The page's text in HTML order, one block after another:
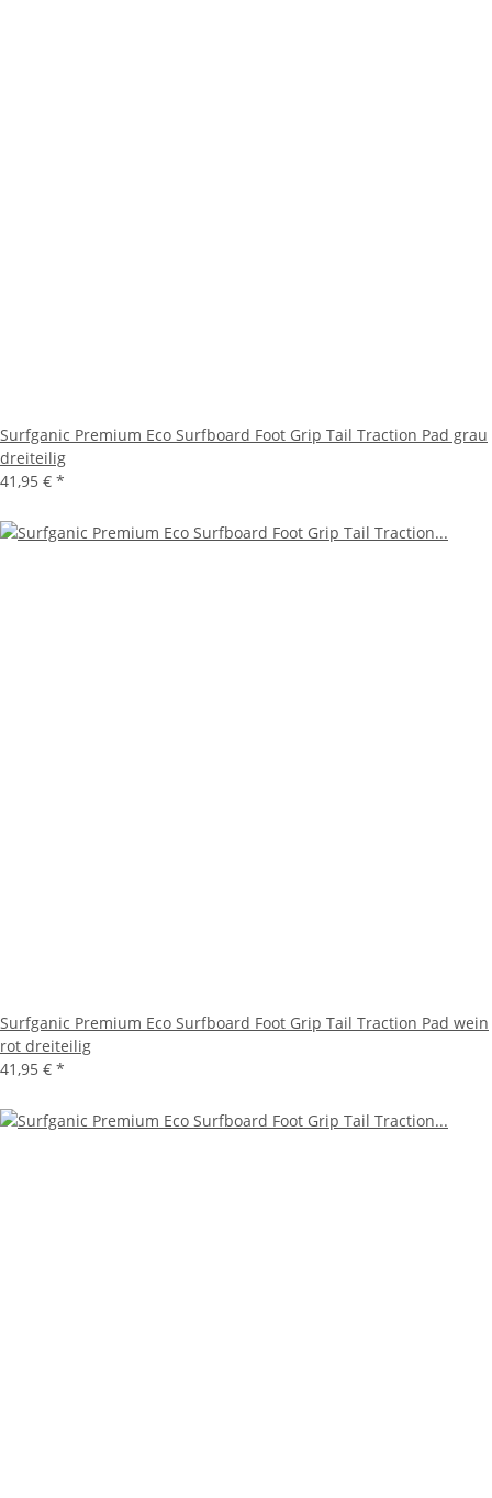
Surfganic Premium Eco Surfboard Foot Grip Tail Traction Pad grau
dreiteilig
41,95 € *
Surfganic Premium Eco Surfboard Foot Grip Tail Traction Pad wein
rot dreiteilig
41,95 € *